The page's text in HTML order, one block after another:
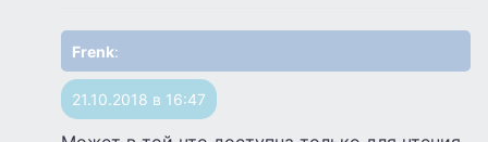
Frenk:
21.10.2018 в 16:47